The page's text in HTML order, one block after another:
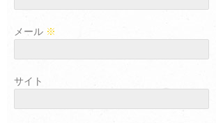
メール ※
サイト